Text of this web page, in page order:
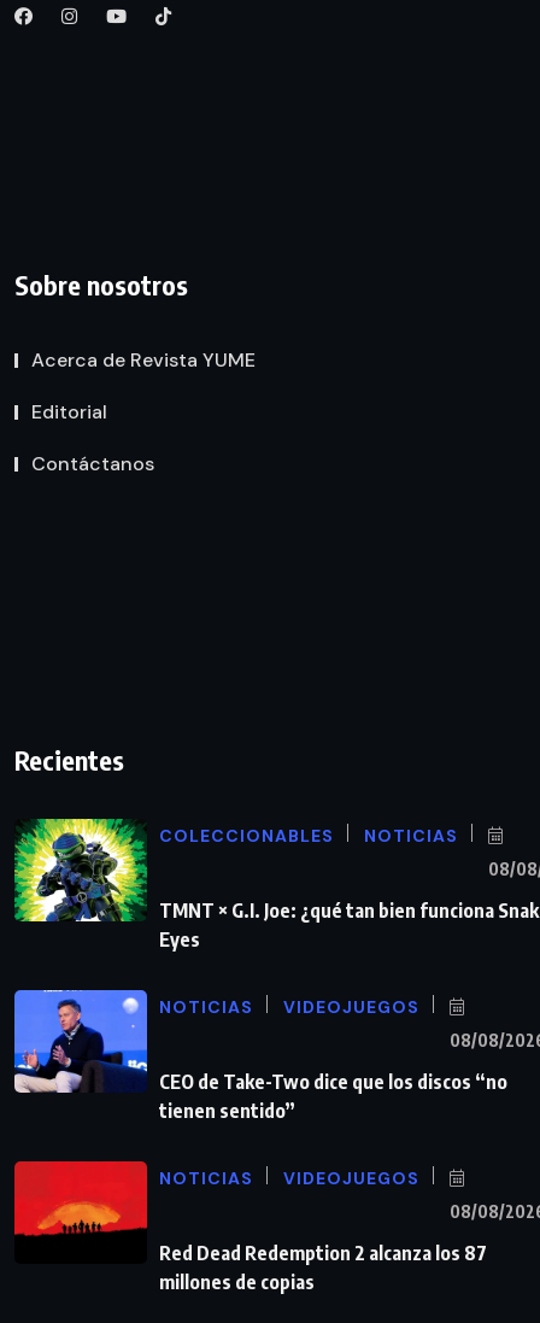
Sobre nosotros
Acerca de Revista YUME
Editorial
Contáctanos
Recientes
COLECCIONABLES NOTICIAS
08/
TMNT × G.I. Joe: ¿qué tan bien funciona
Eyes
NOTICIAS VIDEOJUEGOS
08/08/
CEO de Take-Two dice que los discos “no
tienen sentido”
NOTICIAS VIDEOJUEGOS
08/08/
Red Dead Redemption 2 alcanza los 87
millones de copias